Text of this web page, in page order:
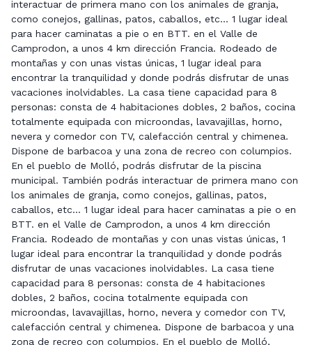
interactuar de primera mano con los animales de granja,
como conejos, gallinas, patos, caballos, etc... 1 lugar ideal
para hacer caminatas a pie o en BTT. en el Valle de
Camprodon, a unos 4 km dirección Francia. Rodeado de
montañas y con unas vistas únicas, 1 lugar ideal para
encontrar la tranquilidad y donde podrás disfrutar de unas
vacaciones inolvidables. La casa tiene capacidad para 8
personas: consta de 4 habitaciones dobles, 2 baños, cocina
totalmente equipada con microondas, lavavajillas, horno,
nevera y comedor con TV, calefacción central y chimenea.
Dispone de barbacoa y una zona de recreo con columpios.
En el pueblo de Molló, podrás disfrutar de la piscina
municipal. También podrás interactuar de primera mano con
los animales de granja, como conejos, gallinas, patos,
caballos, etc... 1 lugar ideal para hacer caminatas a pie o en
BTT. en el Valle de Camprodon, a unos 4 km dirección
Francia. Rodeado de montañas y con unas vistas únicas, 1
lugar ideal para encontrar la tranquilidad y donde podrás
disfrutar de unas vacaciones inolvidables. La casa tiene
capacidad para 8 personas: consta de 4 habitaciones
dobles, 2 baños, cocina totalmente equipada con
microondas, lavavajillas, horno, nevera y comedor con TV,
calefacción central y chimenea. Dispone de barbacoa y una
zona de recreo con columpios. En el pueblo de Molló,